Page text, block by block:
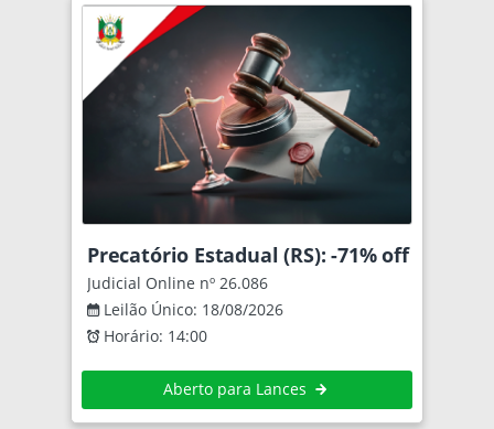
Precatório Estadual (RS): -71% off
Judicial Online nº 26.086
Leilão Único: 18/08/2026
Horário: 14:00
Aberto para Lances